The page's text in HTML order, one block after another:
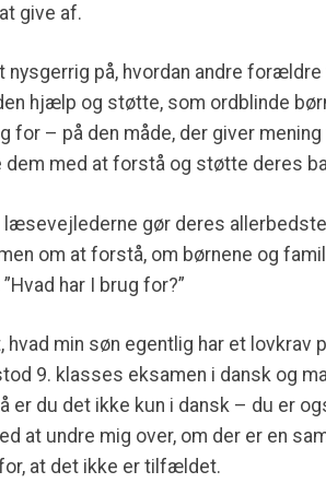
give af.
nysgerrig på, hvordan andre
hjælp og støtte, som ordblinde
for – på den måde, der giver
med at forstå og støtte deres
gør deres
om at forstå, om børnene og
har I brug for?”
min søn egentlig har et lovkrav
9. klasses eksamen i dansk og
er du det ikke kun i dansk – du er
at undre mig over, om der er en
at det ikke er tilfældet.